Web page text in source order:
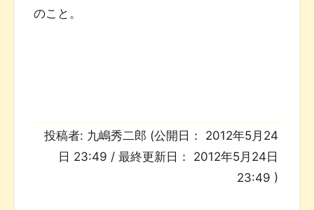
のこと。
投稿者: 九嶋秀二郎 (公開日： 2012年5月24
日 23:49 / 最終更新日： 2012年5月24日
23:49 )